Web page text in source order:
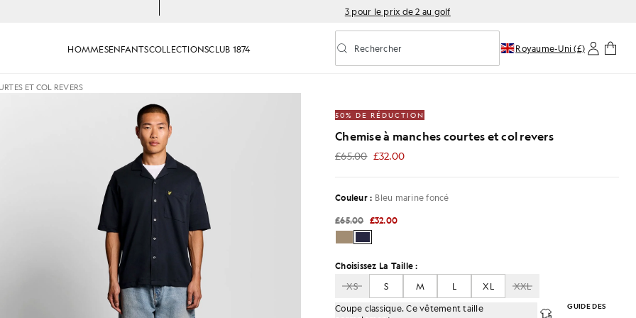
3 pour le prix de 2 au golf
HOMMESENFANTSCOLLECTIONSCLUB 1874 Activer/désactiver la recherche prédictive
Rechercher Royaume-Uni (£)
ET COL REVERS
50% DE RÉDUCTION
Chemise à manches courtes et col revers
£65.00 £32.00
£32.00
Couleur : Bleu marine foncé
£65.00 £32.00
Choisissez La Taille :
XS
S M L XL
XXL
Coupe classique. Ce vêtement taille
GUIDE DES